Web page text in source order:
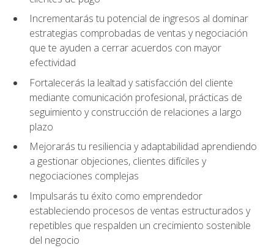
Incrementarás tu potencial de ingresos al dominar
estrategias comprobadas de ventas y negociación
que te ayuden a cerrar acuerdos con mayor
efectividad
Fortalecerás la lealtad y satisfacción del cliente
mediante comunicación profesional, prácticas de
seguimiento y construcción de relaciones a largo
plazo
Mejorarás tu resiliencia y adaptabilidad aprendiendo
a gestionar objeciones, clientes difíciles y
negociaciones complejas
Impulsarás tu éxito como emprendedor
estableciendo procesos de ventas estructurados y
repetibles que respalden un crecimiento sostenible
del negocio